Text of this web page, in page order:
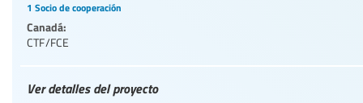
1 Socio de cooperación
Canadá:
CTF/FCE
Ver detalles del proyecto